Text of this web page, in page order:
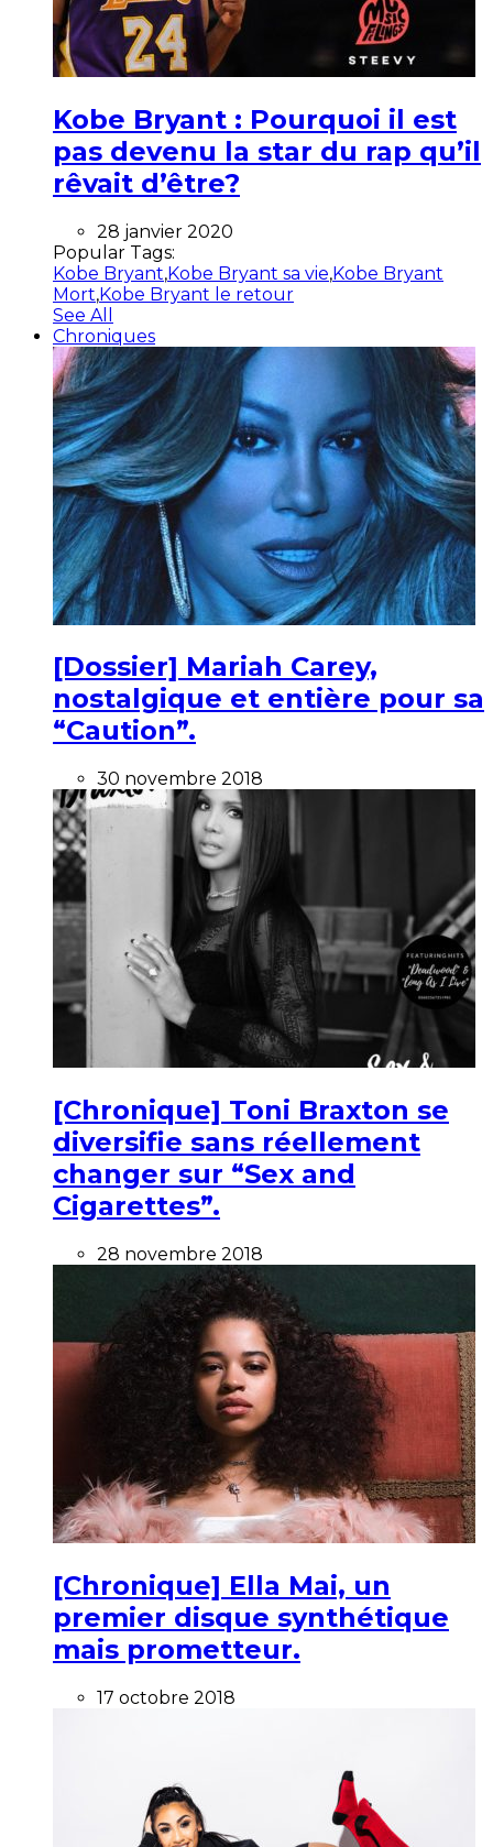
Kobe Bryant : Pourquoi il est
pas devenu la star du rap qu’il
rêvait d’être?
28 janvier 2020
Popular Tags:
Kobe Bryant,Kobe Bryant sa vie,Kobe Bryant
Mort,Kobe Bryant le retour
See All
Chroniques
[Dossier] Mariah Carey,
nostalgique et entière pour sa
“Caution”.
30 novembre 2018
[Chronique] Toni Braxton se
diversifie sans réellement
changer sur “Sex and
Cigarettes”.
28 novembre 2018
[Chronique] Ella Mai, un
premier disque synthétique
mais prometteur.
17 octobre 2018